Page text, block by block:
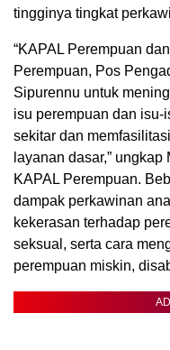
tingginya tingkat
“KAPAL Perempuan
Perempuan, Pos
Sipurennu untuk
isu perempuan dan
sekitar dan
layanan dasar,”
KAPAL Perempuan.
dampak perkawinan
kekerasan terhadap
seksual, serta cara
perempuan miskin,